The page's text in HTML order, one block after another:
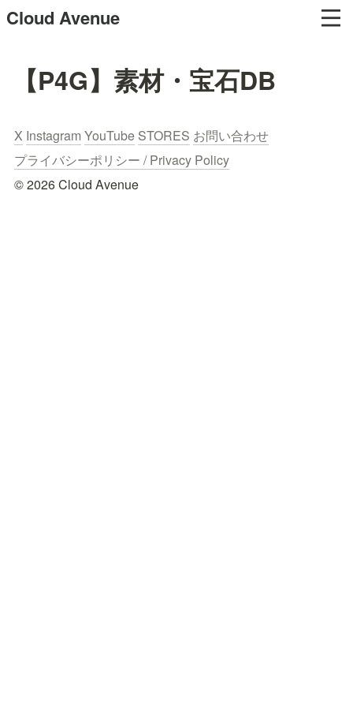
Cloud Avenue
【P4G】素材・宝石DB
X Instagram YouTube STORES お問い合わせ
プライバシーポリシー / Privacy Policy
© 2026 Cloud Avenue